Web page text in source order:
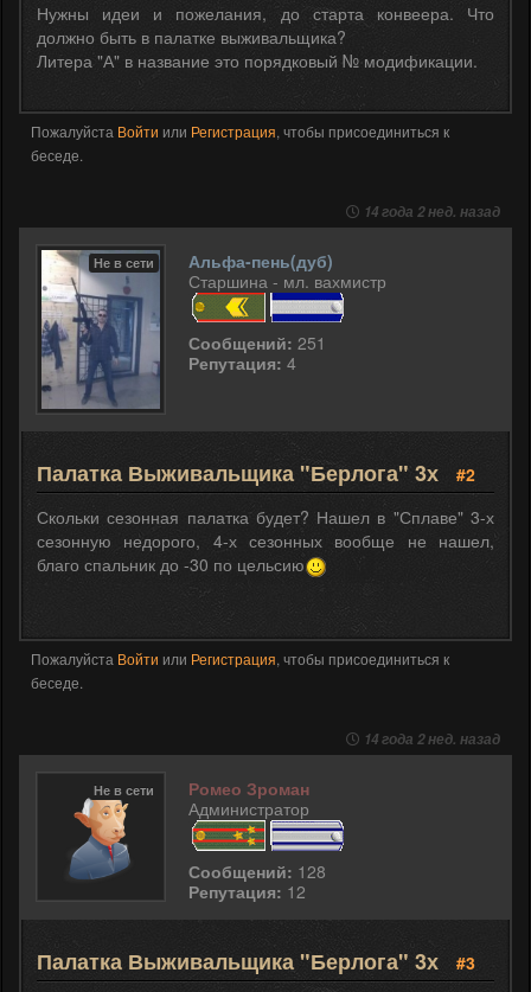
Нужны идеи и пожелания, до старта конвеера. Что
должно быть в палатке выживальщика?
Литера "А" в название это порядковый № модификации.
Пожалуйста Войти или Регистрация, чтобы присоединиться к
беседе.
14 года 2 нед. назад
Не в сети
Альфа-пень(дуб)
Старшина - мл. вахмистр
Сообщений: 251
Репутация: 4
Палатка Выживальщика "Берлога" 3х
#2
Скольки сезонная палатка будет? Нашел в "Сплаве" 3-х
сезонную недорого, 4-х сезонных вообще не нашел,
благо спальник до -30 по цельсию
Пожалуйста Войти или Регистрация, чтобы присоединиться к
беседе.
14 года 2 нед. назад
Не в сети
Ромео Зроман
Администратор
Сообщений: 128
Репутация: 12
Палатка Выживальщика "Берлога" 3х
#3